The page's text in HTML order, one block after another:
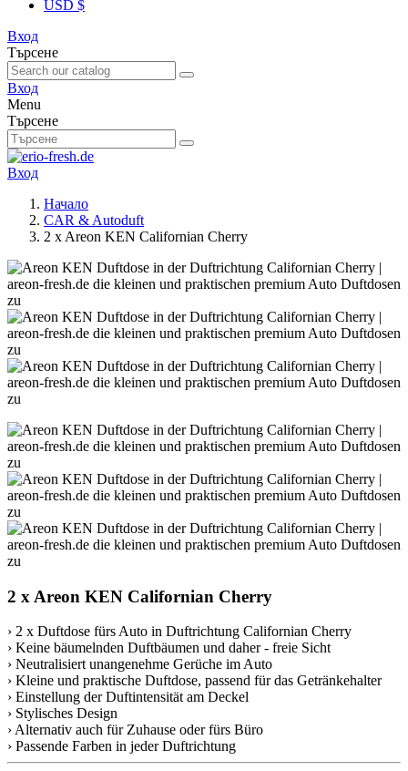
USD $
Вход
Търсене
Вход
Menu
Търсене
Вход
Начало
CAR & Autoduft
2 x Areon KEN Californian Cherry
2 x Areon KEN Californian Cherry
› 2 x Duftdose fürs Auto in Duftrichtung Californian Cherry
› Keine bäumelnden Duftbäumen und daher - freie Sicht
› Neutralisiert unangenehme Gerüche im Auto
› Kleine und praktische Duftdose, passend für das Getränkehalter
› Einstellung der Duftintensität am Deckel
› Stylisches Design
› Alternativ auch für Zuhause oder fürs Büro
› Passende Farben in jeder Duftrichtung